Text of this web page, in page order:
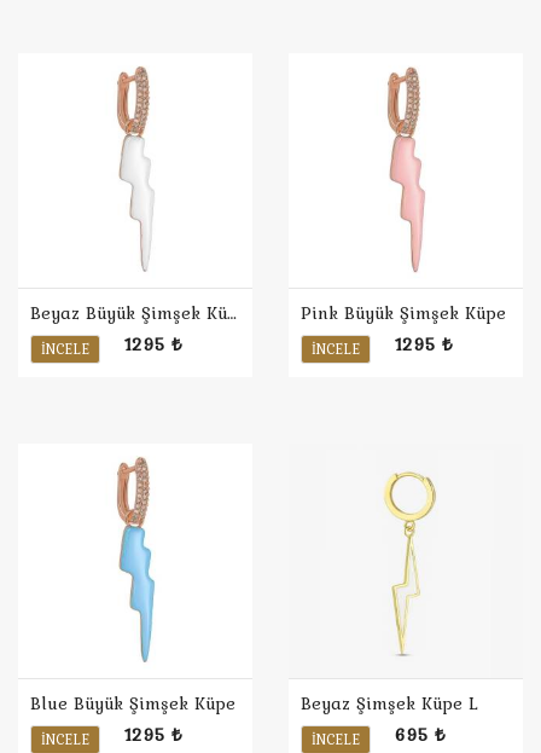
Beyaz Büyük Şimşek Küpe
İNCELE 1295 ₺
Pink Büyük Şimşek Küpe
İNCELE 1295 ₺
Blue Büyük Şimşek Küpe
İNCELE 1295 ₺
Beyaz Şimşek Küpe L
İNCELE 695 ₺